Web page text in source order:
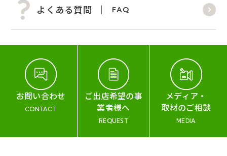
よくある質問 FAQ
お問い合わせ
CONTACT
ご出店希望の事
業者様へ
REQUEST
メディア・
取材のご相談
MEDIA